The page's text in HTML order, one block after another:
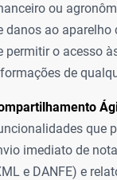
ou
danos ao aparelho
permitir o acesso
de
que
imediato de
e DANFE) e